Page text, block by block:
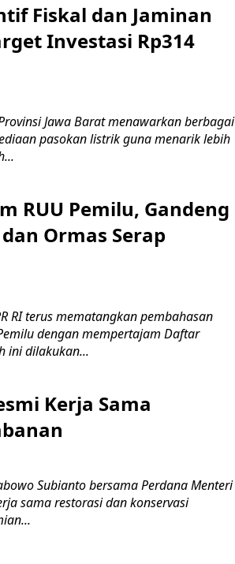
Fiskal dan Jaminan
Investasi Rp314
Provinsi Jawa Barat menawarkan berbagai
pasokan listrik guna menarik lebih
RUU Pemilu, Gandeng
Ormas Serap
RI terus mematangkan pembahasan
dengan mempertajam Daftar
ini dilakukan...
Kerja Sama
Subianto bersama Perdana Menteri
sama restorasi dan konservasi